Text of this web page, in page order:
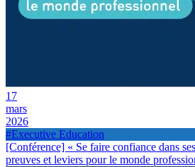
17
mars
2026
#Executive Education
[Conférence] « Se faire confiance dans
preuves et leviers pour le monde